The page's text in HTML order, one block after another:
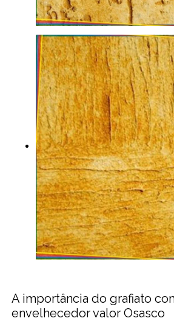
A importância do grafiato
envelhecedor valor Osasco